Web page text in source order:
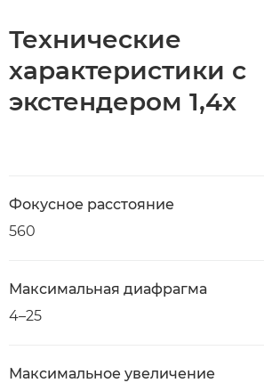
Технические
характеристики с
экстендером 1,4x
Фокусное расстояние
560
Максимальная диафрагма
4–25
Максимальное увеличение